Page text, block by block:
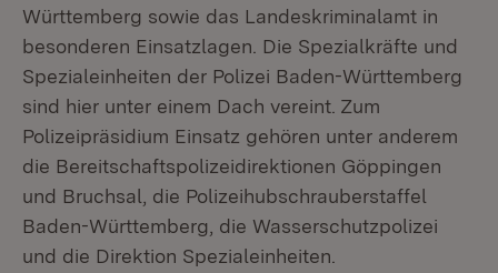
Württemberg sowie das Landeskriminalamt in
besonderen Einsatzlagen. Die Spezialkräfte und
Spezialeinheiten der Polizei Baden-Württemberg
sind hier unter einem Dach vereint. Zum
Polizeipräsidium Einsatz gehören unter anderem
die Bereitschaftspolizeidirektionen Göppingen
und Bruchsal, die Polizeihubschrauberstaffel
Baden-Württemberg, die Wasserschutzpolizei
und die Direktion Spezialeinheiten.